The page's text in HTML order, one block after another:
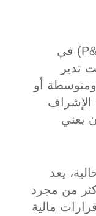
تعتبر إدارة الربح والخسارة (P&L) في
تدير
أو
الإشراف
يعني
يعد
من مجرد
مالية